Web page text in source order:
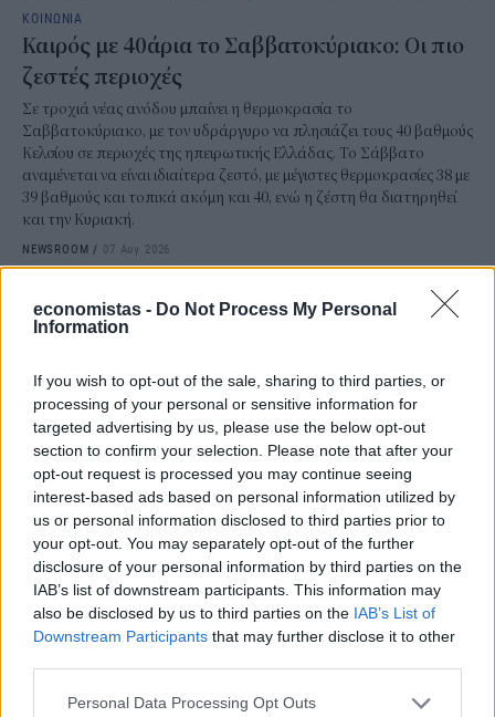
economistas - Do Not Process My Personal
Information
If you wish to opt-out of the sale, sharing to third parties, or
processing of your personal or sensitive information for
targeted advertising by us, please use the below opt-out
section to confirm your selection. Please note that after your
opt-out request is processed you may continue seeing
interest-based ads based on personal information utilized by
us or personal information disclosed to third parties prior to
your opt-out. You may separately opt-out of the further
disclosure of your personal information by third parties on the
IAB’s list of downstream participants. This information may
also be disclosed by us to third parties on the IAB’s List of
Downstream Participants that may further disclose it to other
Personal Data Processing Opt Outs
ΚΟΙΝΩΝΙΑ
Καιρός με 40άρια το Σαββατοκύριακο: Οι πιο
ζεστές περιοχές
Σε τροχιά νέας ανόδου μπαίνει η θερμοκρασία το
Σαββατοκύριακο, με τον υδράργυρο να πλησιάζει τους 40 βαθμούς
Κελσίου σε περιοχές της ηπειρωτικής Ελλάδας. Το Σάββατο
αναμένεται να είναι ιδιαίτερα ζεστό, με μέγιστες θερμοκρασίες 38 με
39 βαθμούς και τοπικά ακόμη και 40, ενώ η ζέστη θα διατηρηθεί
και την Κυριακή.
NEWSROOM / 07 Αυγ 2026
ΚΟΙΝΩΝΙΑ
Ηλεκτρονικό "μάτι" σαρώνει τις παραλίες-
Τι έδειξαν οι έλεγχοι
σήμερα σε πάνω από 300 παραλίες και 450 επιχειρήσεις σε
ολόκληρη τη χώρα, στο πλαίσιο της εντατικής εφαρμογής του